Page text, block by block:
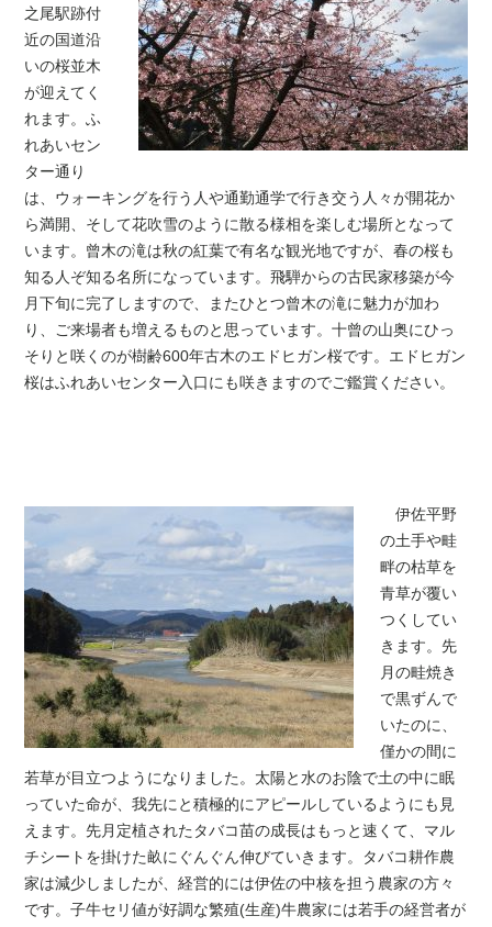
之尾駅跡付
近の国道沿
いの桜並木
が迎えてく
れます。ふ
れあいセン
ター通り
は、ウォーキングを行う人や通勤通学で行き交う人々が開花か
ら満開、そして花吹雪のように散る様相を楽しむ場所となって
います。曾木の滝は秋の紅葉で有名な観光地ですが、春の桜も
知る人ぞ知る名所になっています。飛騨からの古民家移築が今
月下旬に完了しますので、またひとつ曾木の滝に魅力が加わ
り、ご来場者も増えるものと思っています。十曾の山奥にひっ
そりと咲くのが樹齢600年古木のエドヒガン桜です。エドヒガン
桜はふれあいセンター入口にも咲きますのでご鑑賞ください。
伊佐平野
の土手や畦
畔の枯草を
青草が覆い
つくしてい
きます。先
月の畦焼き
で黒ずんで
いたのに、
僅かの間に
若草が目立つようになりました。太陽と水のお陰で土の中に眠
っていた命が、我先にと積極的にアピールしているようにも見
えます。先月定植されたタバコ苗の成長はもっと速くて、マル
チシートを掛けた畝にぐんぐん伸びていきます。タバコ耕作農
家は減少しましたが、経営的には伊佐の中核を担う農家の方々
です。子牛セリ値が好調な繁殖(生産)牛農家には若手の経営者が